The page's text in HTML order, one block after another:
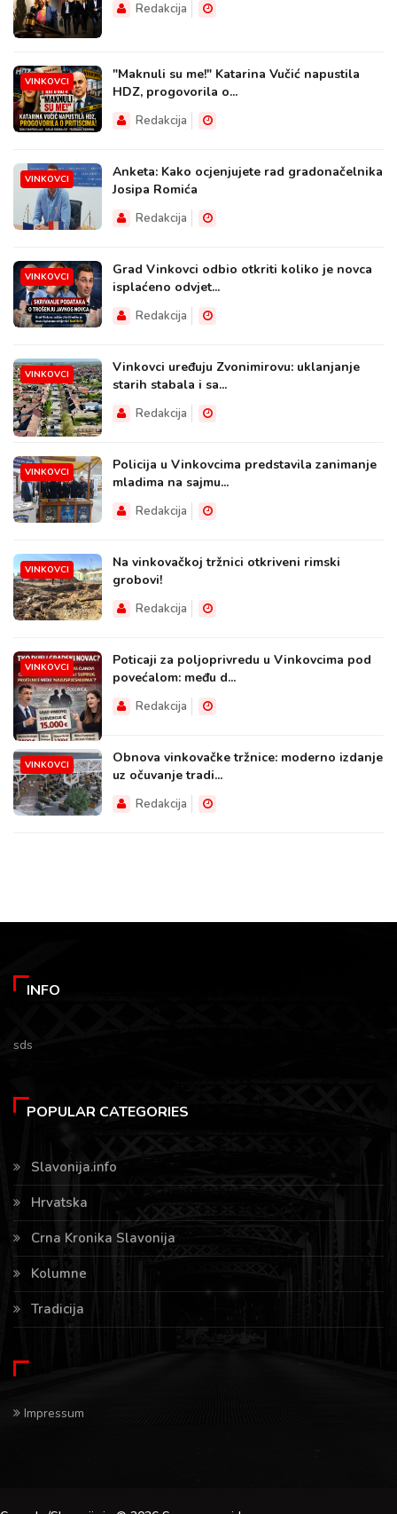
Redakcija
VINKOVCI
"Maknuli su me!" Katarina Vučić napustila
HDZ, progovorila o...
Redakcija
VINKOVCI
Anketa: Kako ocjenjujete rad gradonačelnika
Josipa Romića
Redakcija
VINKOVCI
Grad Vinkovci odbio otkriti koliko je novca
isplaćeno odvjet...
Redakcija
VINKOVCI
Vinkovci uređuju Zvonimirovu: uklanjanje
starih stabala i sa...
Redakcija
VINKOVCI
Policija u Vinkovcima predstavila zanimanje
mladima na sajmu...
Redakcija
VINKOVCI
Na vinkovačkoj tržnici otkriveni rimski
grobovi!
Redakcija
VINKOVCI
Poticaji za poljoprivredu u Vinkovcima pod
povećalom: među d...
Redakcija
VINKOVCI
Obnova vinkovačke tržnice: moderno izdanje
uz očuvanje tradi...
Redakcija
INFO
sds
POPULAR CATEGORIES
Slavonija.info
Hrvatska
Crna Kronika Slavonija
Kolumne
Tradicija
Impressum